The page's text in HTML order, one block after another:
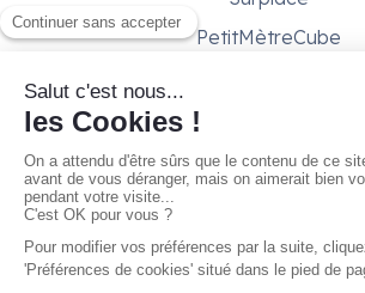
PetitMètreCube
Besoin d'aide ?
Conditions générales
Gestion des cookies